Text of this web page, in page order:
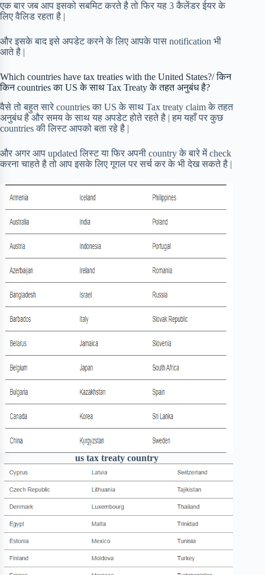
एक बार जब आप इसको सबमिट करते है तो फिर यह 3 कैलेंडर ईयर के
लिए वैलिड रहता है |
और इसके बाद इसे अपडेट करने के लिए आपके पास notification भी
आते है |
Which countries have tax treaties with the United States?/ किन
किन countries का US के साथ Tax Treaty के तहत अनुबंध है?
वैसे तो बहुत सारे countries का US के साथ Tax treaty claim के तहत
अनुबंध है और समय के साथ यह अपडेट होते रहते है | हम यहाँ पर कुछ
countries की लिस्ट आपको बता रहे है |
और अगर आप updated लिस्ट या फिर अपनी country के बारे में check
करना चाहते है तो आप इसके लिए गूगल पर सर्च कर के भी देख सकते है |
us tax treaty country